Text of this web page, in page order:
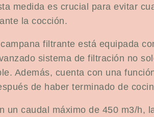
medida es crucial para evitar
la cocción.
filtrante está equipada
sistema de filtración no
Además, cuenta con una
de haber terminado de
un caudal máximo de 450 m3/h,